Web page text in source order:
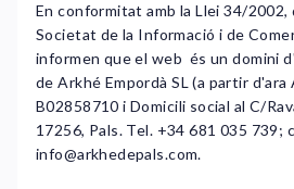
En conformitat amb la Llei 34/2002,
Societat de la Informació i de
informen que el web és un
de Arkhé Empordà SL (a partir d'ara
B02858710 i Domicili social al C/
17256, Pals. Tel. +34 681 035 739;
info@arkhedepals.com.